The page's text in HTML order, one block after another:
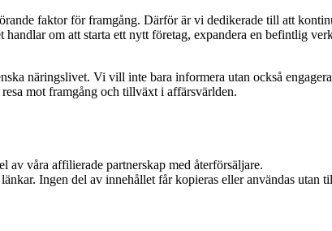
faktor för framgång. Därför är vi dedikerade till att
om att starta ett nytt företag, expandera en befintlig
näringslivet. Vi vill inte bara informera utan också
mot framgång och tillväxt i affärsvärlden.
våra affilierade partnerskap med återförsäljare.
Ingen del av innehållet får kopieras eller användas utan